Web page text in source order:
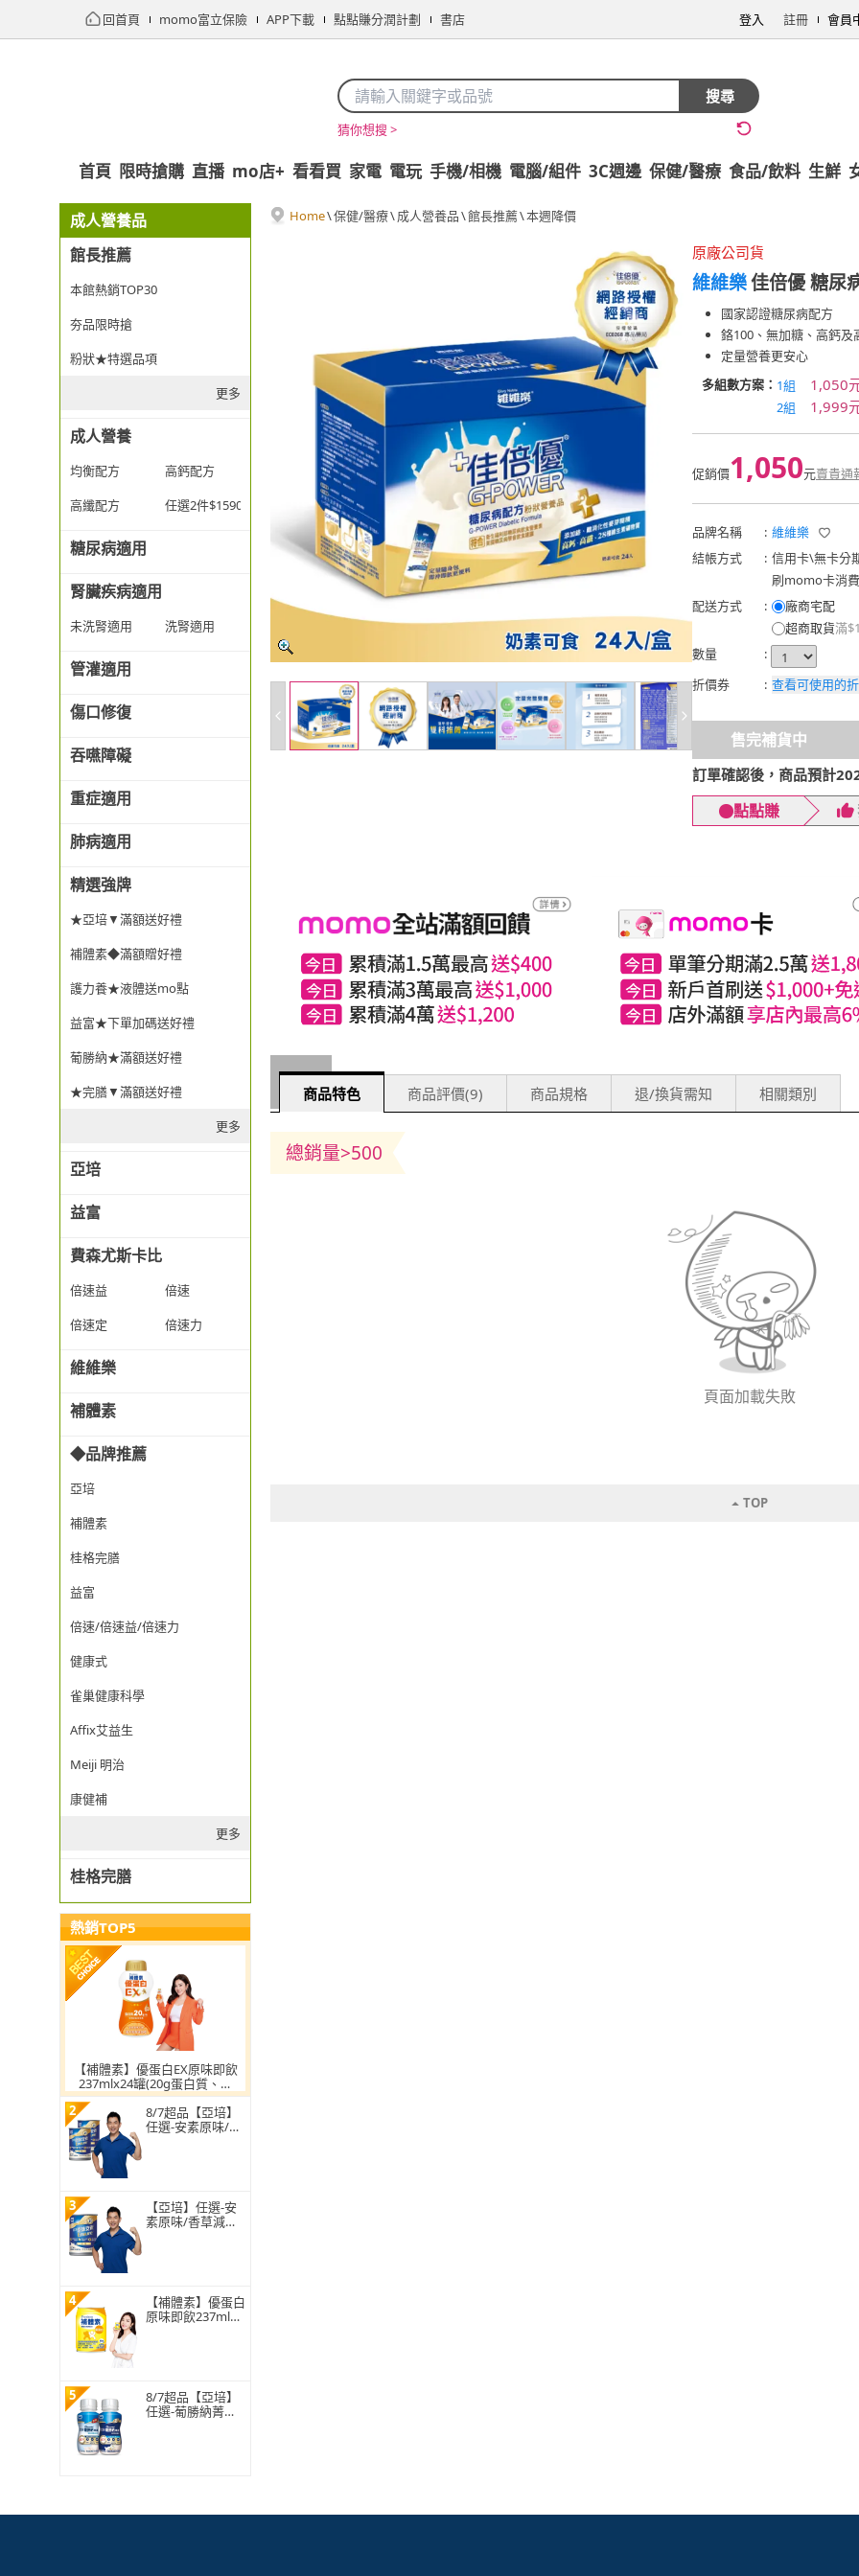
回首頁 momo富立保險 APP下載 點點賺分潤計劃 書店 登入 註冊 會員
搜尋
猜你想搜 >
首頁 限時搶購 直播 mo店+ 看看買 家電 電玩 手機/相機 電腦/組件 3C週邊 保健/醫療 食品/飲料 生鮮
成人營養品
館長推薦
本館熱銷TOP30
夯品限時搶
粉狀★特選品項
更多
成人營養
均衡配方
高鈣配方
高纖配方
任選2件$1590
糖尿病適用
腎臟疾病適用
未洗腎適用 洗腎適用
管灌適用
傷口修復
吞嚥障礙
重症適用
肺病適用
精選強牌
★亞培▼滿額送好禮
補體素◆滿額贈好禮
護力養★液體送mo點
益富★下單加碼送好禮
葡勝納★滿額送好禮
★完膳▼滿額送好禮
更多
亞培
益富
費森尤斯卡比
倍速益
倍速
倍速定
倍速力
維維樂
補體素
◆品牌推薦
亞培
補體素
桂格完膳
益富
倍速/倍速益/倍速力
健康式
雀巢健康科學
Affix艾益生
Meiji 明治
康健補
更多
桂格完膳
熱銷TOP5
【補體素】優蛋白EX原味即飲
237mlx24罐(20g蛋白質、添
加摩洛血橙、陳美鳳推薦)
2
8/7超品【亞培】
任選-安素原味/香
齊代言)
3
【亞培】任選-安
素原味/香草減甜
白)
4
【補體素】優蛋白
原味即飲237mlx2
5
8/7超品【亞培】
任選-葡勝納菁選
Home\保健/醫療\成人營養品\館長推薦\本週降價
原廠公司貨
維維樂佳倍優 糖尿
國家認證糖尿病配方
鉻100、無加糖、高鈣及
定量營養更安心
多組數方案： 1組 1,050
2組 1,999
促銷價1,050元賣貴通
品牌名稱 : 維維樂
結帳方式
: 信用卡\無卡分
刷momo卡消
配送方式
:
廠商宅配
超商取貨滿
數量
:
折價券
: 查看可使用的
售完補貨中
訂單確認後，商品預計
點點賺
商品特色 商品評價(9) 商品規格 退/換貨需知 相關類別
總銷量>500
頁面加載失敗
TOP